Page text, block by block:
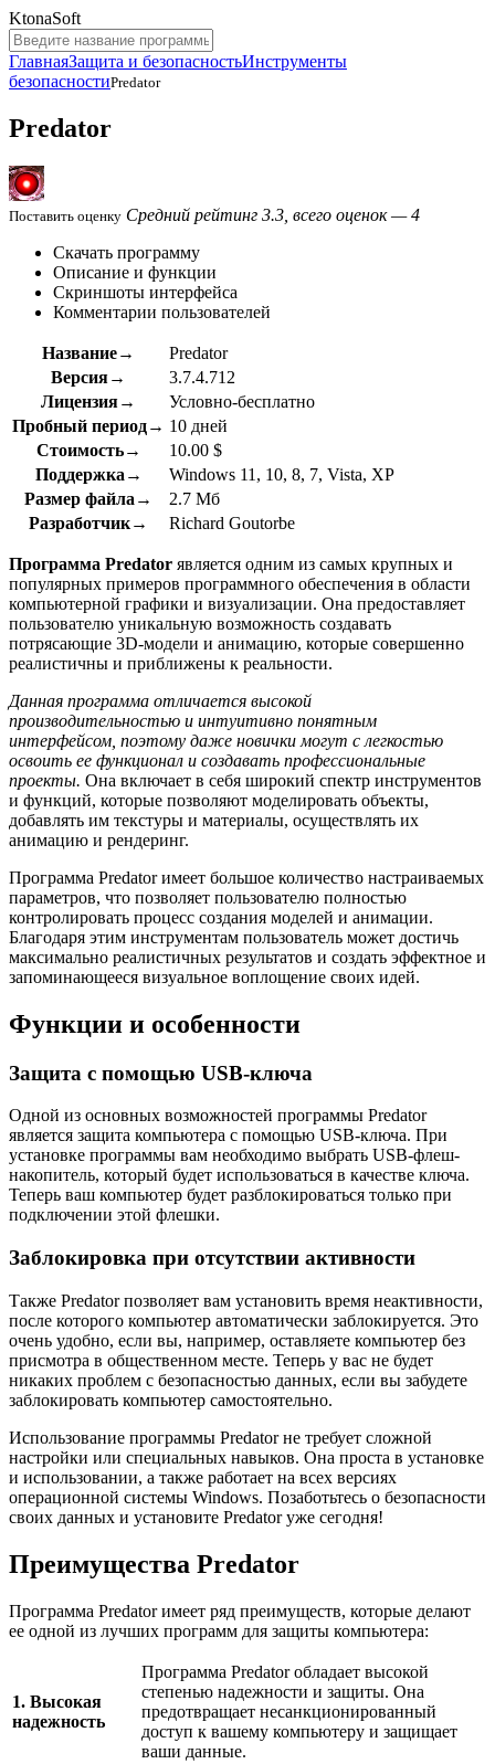
KtonaSoft
ГлавнаяЗащита и безопасностьИнструменты
безопасностиPredator
Predator
Поставить оценку Средний рейтинг 3.3, всего оценок — 4
Скачать программу
Описание и функции
Скриншоты интерфейса
Комментарии пользователей
Название→
Predator
Версия→
3.7.4.712
Лицензия→
Условно-бесплатно
Пробный период→ 10 дней
Стоимость→
10.00 $
Поддержка→
Windows 11, 10, 8, 7, Vista, XP
Размер файла→
2.7 Мб
Разработчик→
Richard Goutorbe
Программа Predator является одним из самых крупных и
популярных примеров программного обеспечения в области
компьютерной графики и визуализации. Она предоставляет
пользователю уникальную возможность создавать
потрясающие 3D-модели и анимацию, которые совершенно
реалистичны и приближены к реальности.
Данная программа отличается высокой
производительностью и интуитивно понятным
интерфейсом, поэтому даже новички могут с легкостью
освоить ее функционал и создавать профессиональные
проекты. Она включает в себя широкий спектр инструментов
и функций, которые позволяют моделировать объекты,
добавлять им текстуры и материалы, осуществлять их
анимацию и рендеринг.
Программа Predator имеет большое количество настраиваемых
параметров, что позволяет пользователю полностью
контролировать процесс создания моделей и анимации.
Благодаря этим инструментам пользователь может достичь
максимально реалистичных результатов и создать эффектное и
запоминающееся визуальное воплощение своих идей.
Функции и особенности
Защита с помощью USB-ключа
Одной из основных возможностей программы Predator
является защита компьютера с помощью USB-ключа. При
установке программы вам необходимо выбрать USB-флеш-
накопитель, который будет использоваться в качестве ключа.
Теперь ваш компьютер будет разблокироваться только при
подключении этой флешки.
Заблокировка при отсутствии активности
Также Predator позволяет вам установить время неактивности,
после которого компьютер автоматически заблокируется. Это
очень удобно, если вы, например, оставляете компьютер без
присмотра в общественном месте. Теперь у вас не будет
никаких проблем с безопасностью данных, если вы забудете
заблокировать компьютер самостоятельно.
Использование программы Predator не требует сложной
настройки или специальных навыков. Она проста в установке
и использовании, а также работает на всех версиях
операционной системы Windows. Позаботьтесь о безопасности
своих данных и установите Predator уже сегодня!
Преимущества Predator
Программа Predator имеет ряд преимуществ, которые делают
ее одной из лучших программ для защиты компьютера:
1. Высокая
надежность
Программа Predator обладает высокой
степенью надежности и защиты. Она
предотвращает несанкционированный
доступ к вашему компьютеру и защищает
ваши данные.